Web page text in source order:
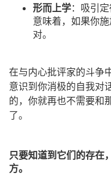
形而上学：吸引
意味着，如果你
对。
在与内心批评家的斗争
意识到你消极的自我对
的，你就再也不需要和
了。
只要知道到它们的存在
方。